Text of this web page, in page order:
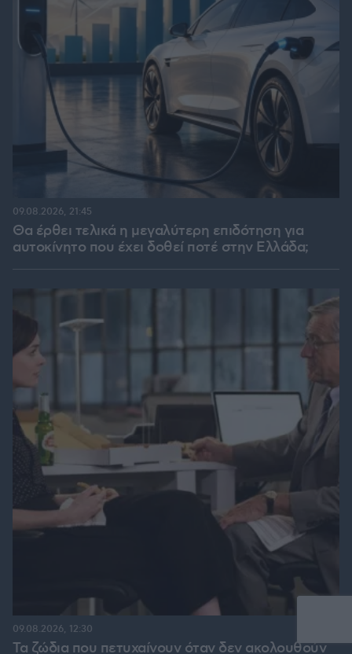
Θα έρθει τελικά η μεγαλύτερη επιδότηση για
αυτοκίνητο που έχει δοθεί ποτέ στην Ελλάδα;
09.08.2026, 21:45
Τα ζώδια που πετυχαίνουν όταν δεν ακολουθούν
09.08.2026, 12:30